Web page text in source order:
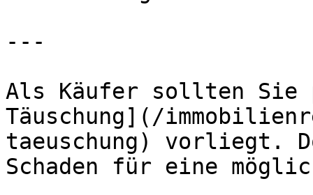
---
Als Käufer sollten
Täuschung](/
taeuschung) vorliegt.
Schaden für eine